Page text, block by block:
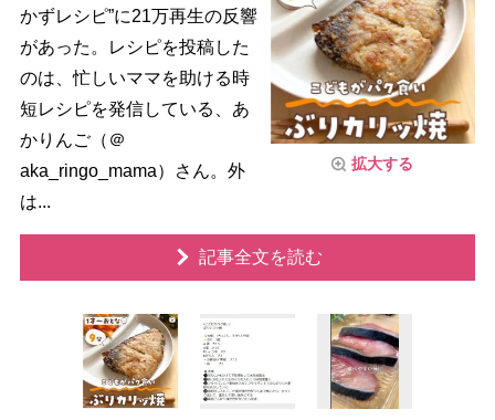
拡大する
かずレシピ”に21万再生の反響
があった。レシピを投稿した
のは、忙しいママを助ける時
短レシピを発信している、あ
かりんご（＠
aka_ringo_mama）さん。外
は...
記事全文を読む